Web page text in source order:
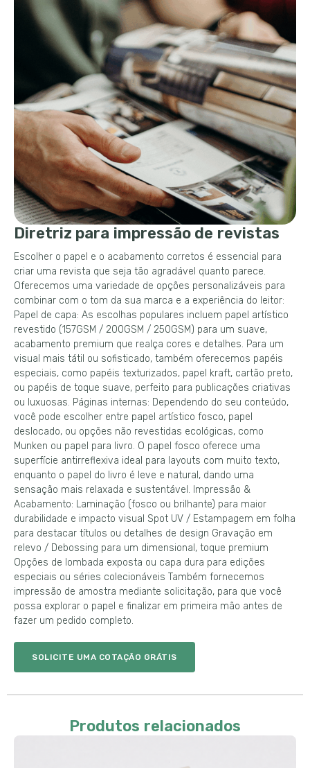
Diretriz para impressão de revistas
Escolher o papel e o acabamento corretos é essencial para
criar uma revista que seja tão agradável quanto parece.
Oferecemos uma variedade de opções personalizáveis ​​para
combinar com o tom da sua marca e a experiência do leitor:
Papel de capa: As escolhas populares incluem papel artístico
revestido (157GSM / 200GSM / 250GSM) para um suave,
acabamento premium que realça cores e detalhes. Para um
visual mais tátil ou sofisticado, também oferecemos papéis
especiais, como papéis texturizados, papel kraft, cartão preto,
ou papéis de toque suave, perfeito para publicações criativas
ou luxuosas. Páginas internas: Dependendo do seu conteúdo,
você pode escolher entre papel artístico fosco, papel
deslocado, ou opções não revestidas ecológicas, como
Munken ou papel para livro. O papel fosco oferece uma
superfície antirreflexiva ideal para layouts com muito texto,
enquanto o papel do livro é leve e natural, dando uma
sensação mais relaxada e sustentável. Impressão &
Acabamento: Laminação (fosco ou brilhante) para maior
durabilidade e impacto visual Spot UV / Estampagem em folha
para destacar títulos ou detalhes de design Gravação em
relevo / Debossing para um dimensional, toque premium
Opções de lombada exposta ou capa dura para edições
especiais ou séries colecionáveis ​​Também fornecemos
impressão de amostra mediante solicitação, para que você
possa explorar o papel e finalizar em primeira mão antes de
fazer um pedido completo.
SOLICITE UMA COTAÇÃO GRÁTIS
Produtos relacionados